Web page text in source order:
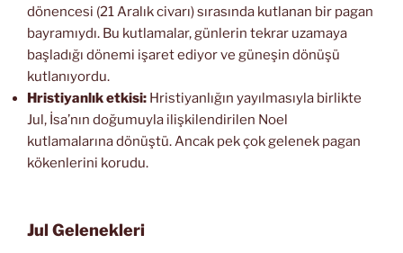
dönencesi (21 Aralık civarı) sırasında kutlanan bir pagan
bayramıydı. Bu kutlamalar, günlerin tekrar uzamaya
başladığı dönemi işaret ediyor ve güneşin dönüşü
kutlanıyordu.
Hristiyanlık etkisi: Hristiyanlığın yayılmasıyla birlikte
Jul, İsa’nın doğumuyla ilişkilendirilen Noel
kutlamalarına dönüştü. Ancak pek çok gelenek pagan
kökenlerini korudu.
Jul Gelenekleri